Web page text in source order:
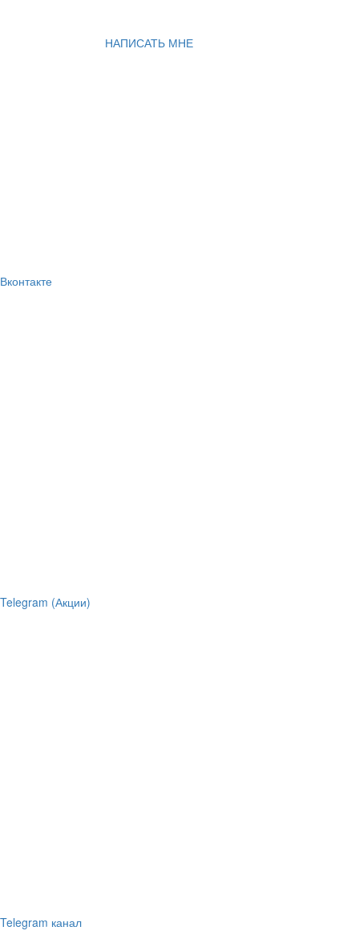
НАПИСАТЬ МНЕ
Вконтакте
Telegram (Акции)
Telegram канал